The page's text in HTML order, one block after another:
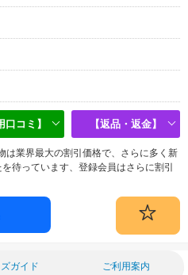
口コミ】 【返品・返金】
は業界最大の割引価格で、さらに多く新
待っています、登録会員はさらに割引
ガイド ご利用案内